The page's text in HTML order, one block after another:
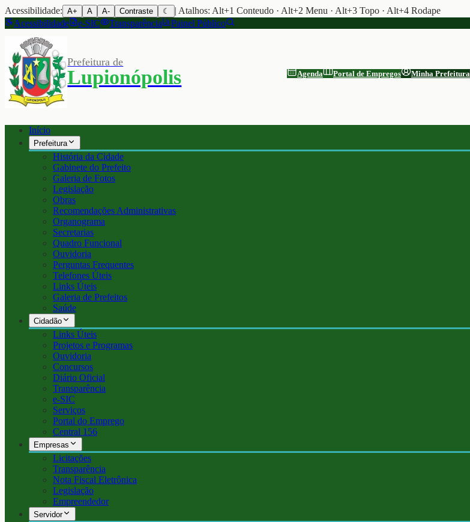
Acessibilidade: A+ A A- Contraste ☾
| Atalhos: Alt+1 Conteudo · Alt+2 Menu · Alt+3 Topo · Alt+4 Rodape
Acessibilidade
e-SIC Transparência Painel Público
Prefeitura de
Lupionópolis Agenda Portal de Empregos Minha Prefeitura
Início
Prefeitura
História da Cidade
Gabinete do Prefeito
Galeria de Fotos
Legislação
Obras
Recomendações Administrativas
Organograma
Secretarias
Quadro Funcional
Ouvidoria
Perguntas Frequentes
Telefones Úteis
Links Úteis
Galeria de Prefeitos
Saúde
Cidadão
Links Úteis
Projetos e Programas
Ouvidoria
Concursos
Diário Oficial
Transparência
e-SIC
Serviços
Portal do Emprego
Central 156
Empresas
Licitações
Transparência
Nota Fiscal Eletrônica
Legislação
Empreendedor
Servidor